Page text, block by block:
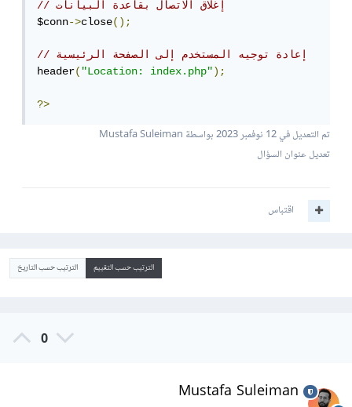
// إغلاق الاتصال بقاعدة البيانات
$conn->close();
// إعادة توجيه المستخدم إلى الصفحة الرئيسية
header("Location: index.php");
?>
تم التعديل في12 نوفمبر 2023
بواسطة Mustafa Suleiman
تعديل عنوان السؤال
اقتباس
الترتيب حسب التقييم الترتيب حسب التاريخ
0
Mustafa Suleiman